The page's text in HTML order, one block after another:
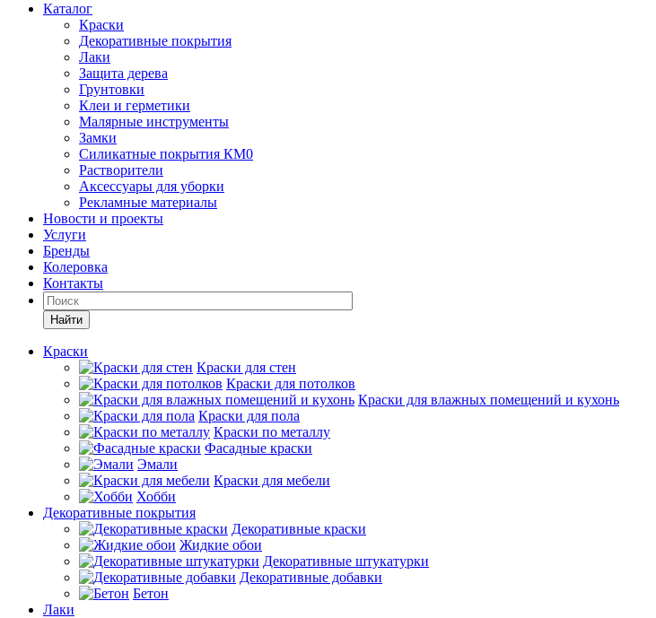
Каталог
Краски
Декоративные покрытия
Лаки
Защита дерева
Грунтовки
Клеи и герметики
Малярные инструменты
Замки
Силикатные покрытия КМ0
Растворители
Аксессуары для уборки
Рекламные материалы
Новости и проекты
Услуги
Бренды
Колеровка
Контакты
Найти
Краски
Краски для стен
Краски для потолков
Краски для влажных помещений и кухонь
Краски для пола
Краски по металлу
Фасадные краски
Эмали
Краски для мебели
Хобби
Декоративные покрытия
Декоративные краски
Жидкие обои
Декоративные штукатурки
Декоративные добавки
Бетон
Лаки